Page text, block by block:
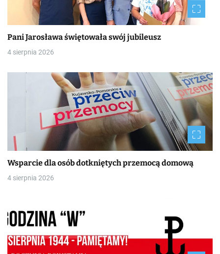
Pani Jarosława świętowała swój jubileusz
4 sierpnia 2026
Wsparcie dla osób dotkniętych przemocą domową
4 sierpnia 2026